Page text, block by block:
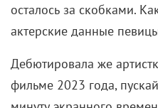
осталось за скобками.
актерские данные
Дебютировала же
фильме 2023 года,